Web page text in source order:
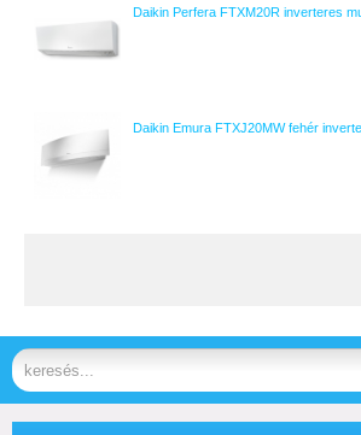
Daikin Perfera FTXM20R inverteres
Daikin Emura FTXJ20MW fehér